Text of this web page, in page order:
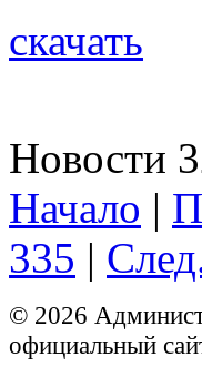
скачать
Новости
Начало |
335 |
© 2026
официальный